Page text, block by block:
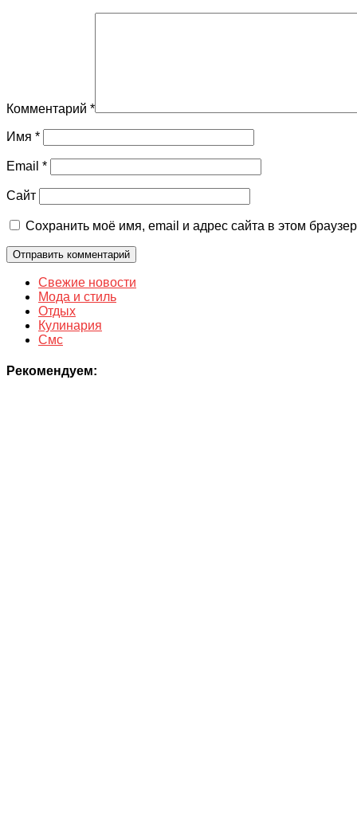
Комментарий *
Имя *
Email *
Сайт
Сохранить моё имя, email и адрес сайта в этом
Свежие новости
Мода и стиль
Отдых
Кулинария
Смс
Рекомендуем: